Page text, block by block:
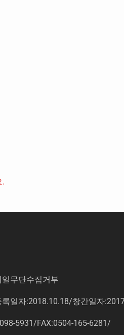
.
무단수집거부
일자:2018.10.18/창간일자
5931/FAX:0504-165-6281/